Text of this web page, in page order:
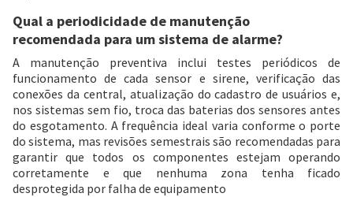
Qual a periodicidade de manutenção
recomendada para um sistema de alarme?
A manutenção preventiva inclui testes periódicos de
funcionamento de cada sensor e sirene, verificação das
conexões da central, atualização do cadastro de usuários e,
nos sistemas sem fio, troca das baterias dos sensores antes
do esgotamento. A frequência ideal varia conforme o porte
do sistema, mas revisões semestrais são recomendadas para
garantir que todos os componentes estejam operando
corretamente e que nenhuma zona tenha ficado
desprotegida por falha de equipamento